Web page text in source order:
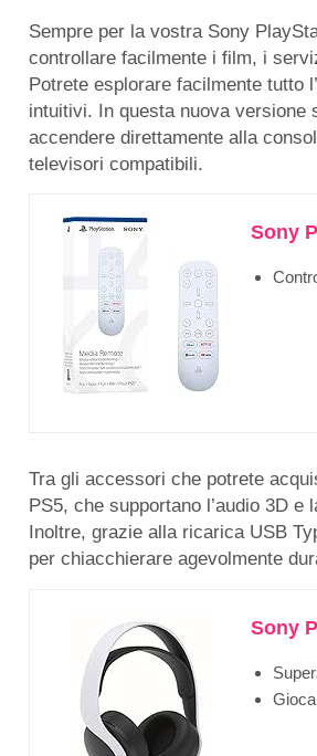
Sempre per la vostra Sony
controllare facilmente i film, i
Potrete esplorare facilmente tutto
intuitivi. In questa nuova versione
accendere direttamente alla
televisori compatibili.
Sony
Tra gli accessori che potrete
PS5, che supportano l’audio 3D
Inoltre, grazie alla ricarica USB
per chiacchierare agevolmente
Sony